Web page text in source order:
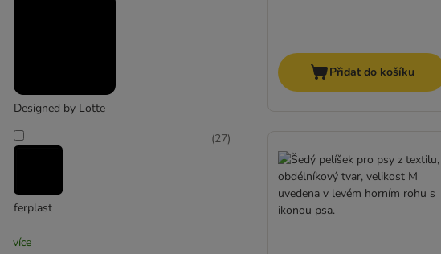
Designed by Lotte
ferplast
(27)
více
Přidat do košíku